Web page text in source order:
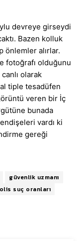
devreye girseydi
Bazen kolluk
önlemler alırlar.
fotoğrafı olduğunu
olarak
tiple tesadüfen
veren bir İç
bunada
vardı ki
gereği
güvenlik uzmanı
suç oranları